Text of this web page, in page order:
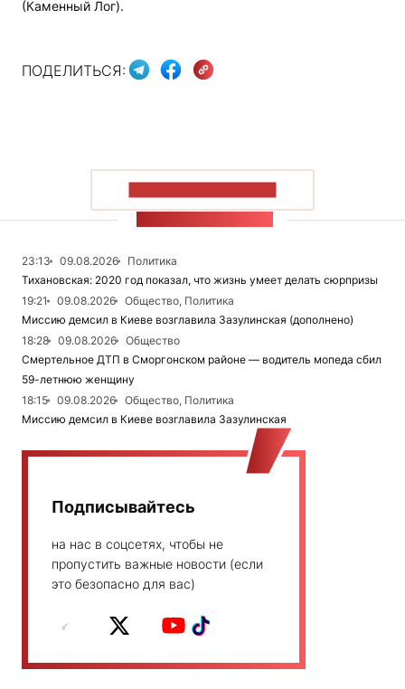
(Каменный Лог).
ПОДЕЛИТЬСЯ:
23:13 09.08.2026
Политика
Тихановская: 2020 год показал, что жизнь умеет делать сюрпризы
19:21
09.08.2026
Общество, Политика
Миссию демсил в Киеве возглавила Зазулинская (дополнено)
18:28
09.08.2026
Общество
Смертельное ДТП в Сморгонском районе — водитель мопеда сбил
59-летнюю женщину
18:15
09.08.2026
Общество, Политика
Миссию демсил в Киеве возглавила Зазулинская
Подписывайтесь
на нас в соцсетях, чтобы не
пропустить важные новости (если
это безопасно для вас)